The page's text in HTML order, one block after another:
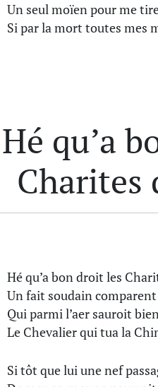
Un seul moïen pour me
Si par la mort toutes mes
Hé qu’a
Charites
Hé qu’a bon droit les
Un fait soudain comparent
Qui parmi l’aer sauroit
Le Chevalier qui tua la
Si tôt que lui une nef